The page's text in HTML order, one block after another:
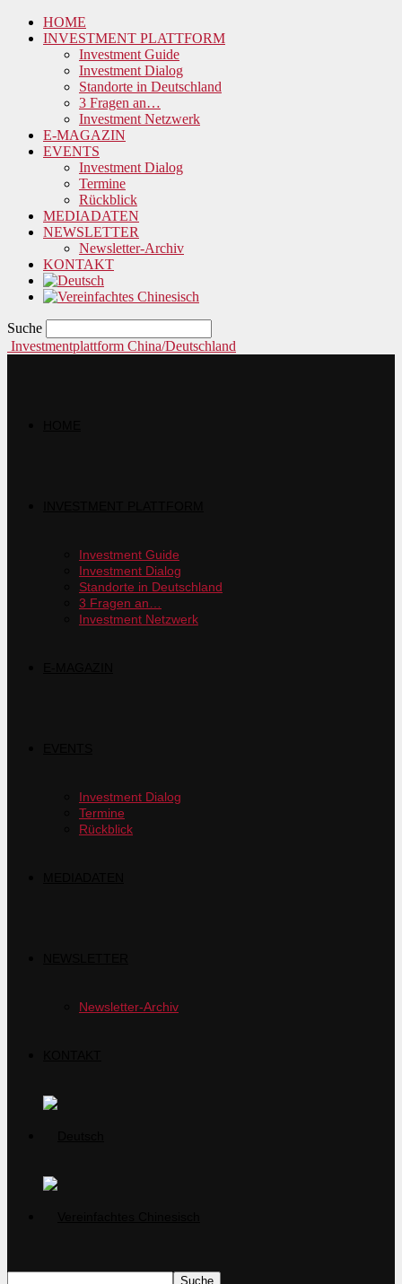
HOME
INVESTMENT PLATTFORM
Investment Guide
Investment Dialog
Standorte in Deutschland
3 Fragen an…
Investment Netzwerk
E-MAGAZIN
EVENTS
Investment Dialog
Termine
Rückblick
MEDIADATEN
NEWSLETTER
Newsletter-Archiv
KONTAKT
Suche
Investmentplattform China/Deutschland
Investment Guide
Investment Dialog
Standorte in Deutschland
3 Fragen an…
Investment Netzwerk
Investment Dialog
Termine
Rückblick
Newsletter-Archiv